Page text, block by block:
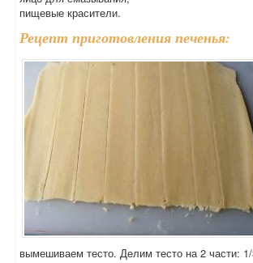
пищевые красители.
Рецепт приготовления печенья:
вымешиваем тесто. Делим тесто на 2 части: